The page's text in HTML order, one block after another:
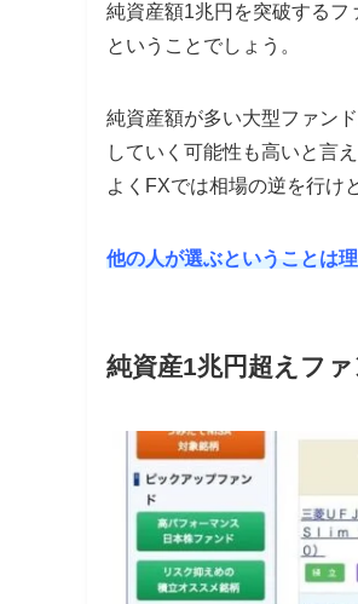
純資産額1兆円を突破する
ということでしょう。
純資産額が多い大型ファン
していく可能性も高いと言え
よくFXでは相場の逆を行け
他の人が選ぶということは
純資産1兆円超えファ